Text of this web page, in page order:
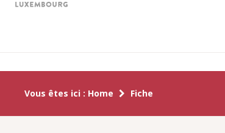
Vous êtes ici : Home Fiche